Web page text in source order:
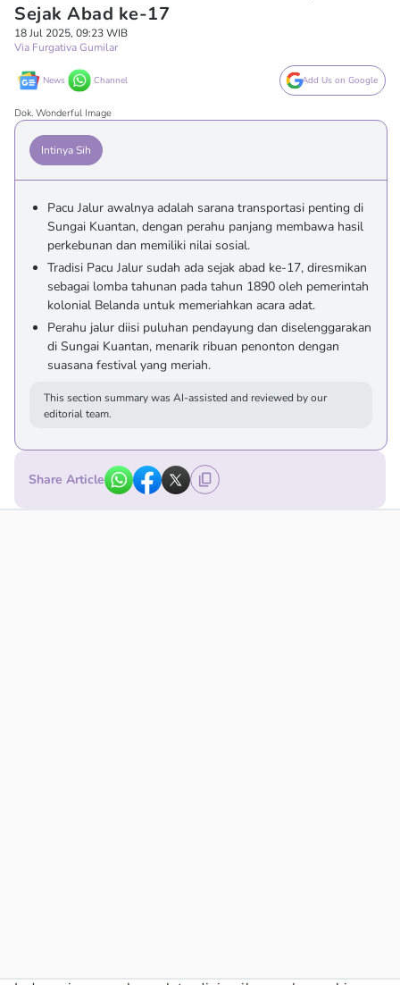
Sejak Abad ke-17
18 Jul 2025, 09:23 WIB
Via Furgativa Gumilar
News Channel Add Us on Google
Dok. Wonderful Image
Intinya Sih
Pacu Jalur awalnya adalah sarana transportasi penting di
Sungai Kuantan, dengan perahu panjang membawa hasil
perkebunan dan memiliki nilai sosial.
Tradisi Pacu Jalur sudah ada sejak abad ke-17, diresmikan
sebagai lomba tahunan pada tahun 1890 oleh pemerintah
kolonial Belanda untuk memeriahkan acara adat.
Perahu jalur diisi puluhan pendayung dan diselenggarakan
di Sungai Kuantan, menarik ribuan penonton dengan
suasana festival yang meriah.
This section summary was AI-assisted and reviewed by our
editorial team.
Share Article